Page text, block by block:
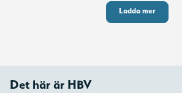
Ladda mer
Det här är HBV